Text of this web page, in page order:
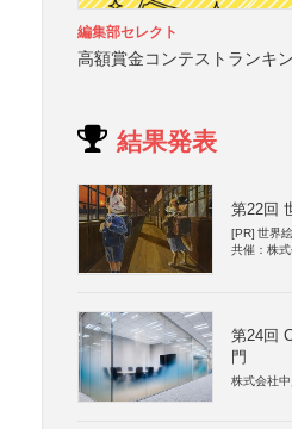
編集部セレクト
高額賞金コンテストランキ
結果発表
第22回
[PR] 世界
共催：株
第24回
門
株式会社